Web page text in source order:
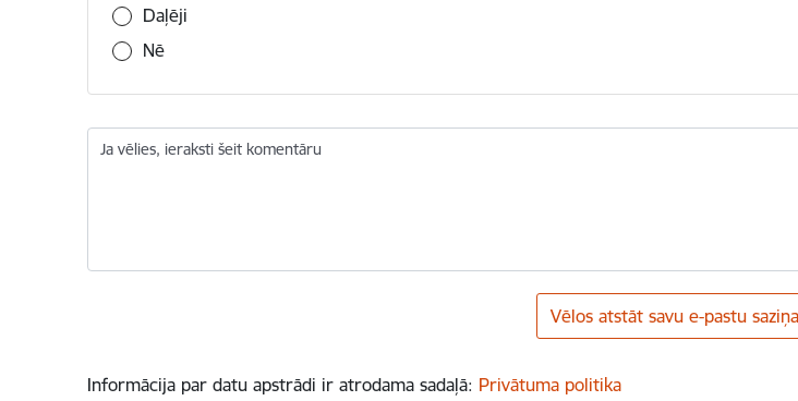
Daļēji
Nē
Ja vēlies, ieraksti šeit komentāru
Vēlos atstāt savu e-pastu
Informācija par datu apstrādi ir atrodama sadaļā: Privātuma politika